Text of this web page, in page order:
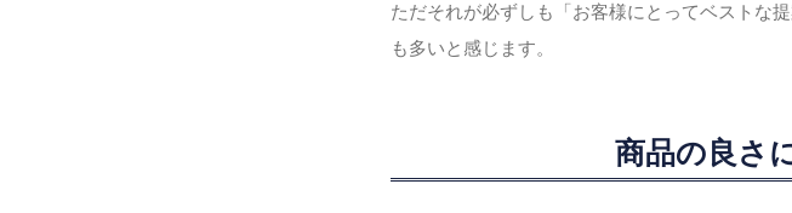
ただそれが必ずしも「お客様にとってベストな
も多いと感じます。
商品の良さ